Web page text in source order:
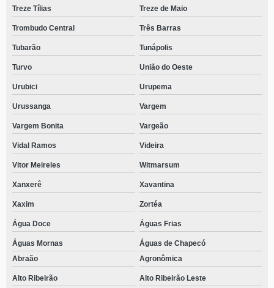
Treze Tílias Treze de Maio
Trombudo Central Três Barras
Tubarão Tunápolis
Turvo União do Oeste
Urubici Urupema
Urussanga Vargem
Vargem Bonita Vargeão
Vidal Ramos Videira
Vitor Meireles Witmarsum
Xanxerê Xavantina
Xaxim Zortéa
Água Doce Águas Frias
Águas Mornas
Águas de Chapecó
Abraão
Agronômica
Alto Ribeirão Alto Ribeirão Leste